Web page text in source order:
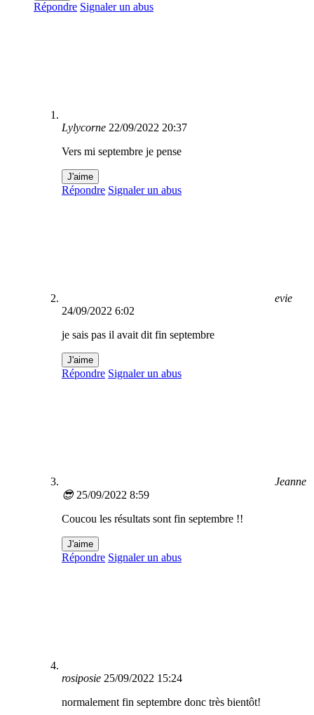
Répondre Signaler un abus
Lylycorne 22/09/2022 20:37
Vers mi septembre je pense
J'aime
Répondre Signaler un abus
evie
24/09/2022 6:02
je sais pas il avait dit fin septembre
J'aime
Répondre Signaler un abus
Jeanne
😎 25/09/2022 8:59
Coucou les résultats sont fin septembre !!
J'aime
Répondre Signaler un abus
rosiposie 25/09/2022 15:24
normalement fin septembre donc très bientôt!